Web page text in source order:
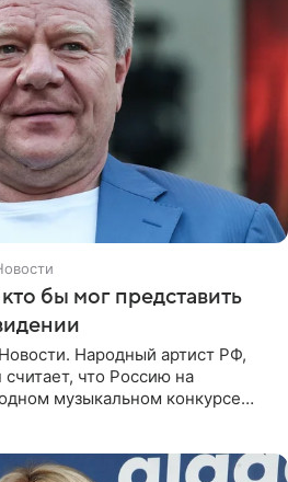
бы мог представить
Народный артист РФ,
что Россию на
музыкальном конкурсе